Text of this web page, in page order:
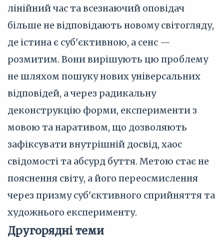
лінійний час та всезнаючий оповідач
більше не відповідають новому світогляду,
де істина є суб'єктивною, а сенс —
розмитим. Вони вирішують цю проблему
не шляхом пошуку нових універсальних
відповідей, а через радикальну
деконструкцію форми, експерименти з
мовою та наративом, що дозволяють
зафіксувати внутрішній досвід, хаос
свідомості та абсурд буття. Метою стає не
пояснення світу, а його переосмислення
через призму суб'єктивного сприйняття та
художнього експерименту.
Другорядні теми